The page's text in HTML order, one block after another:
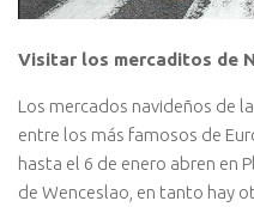
Visitar los mercaditos de
Los mercados navideños de
entre los más famosos de
hasta el 6 de enero abren en
de Wenceslao, en tanto hay